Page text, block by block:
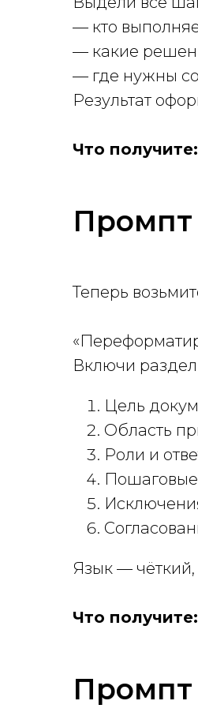
— кто
— какие
— где нужны
Результат
Что
Промпт
Теперь
Включи
Цель
Область
Роли и
Пошаговые
Язык — чёткий,
Что
Промпт